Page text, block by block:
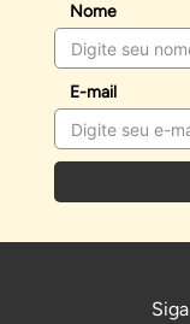
Nome
E-mail
Siga